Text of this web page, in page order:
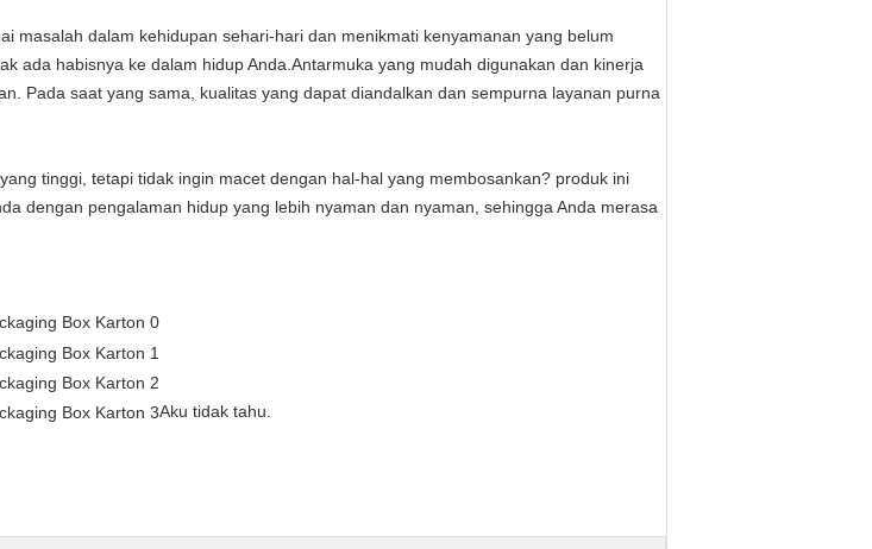
masalah dalam kehidupan sehari-hari dan menikmati kenyamanan yang belum
ada habisnya ke dalam hidup Anda.Antarmuka yang mudah digunakan dan kinerja
Pada saat yang sama, kualitas yang dapat diandalkan dan sempurna layanan purna
tinggi, tetapi tidak ingin macet dengan hal-hal yang membosankan? produk ini
dengan pengalaman hidup yang lebih nyaman dan nyaman, sehingga Anda merasa
Aku tidak tahu.